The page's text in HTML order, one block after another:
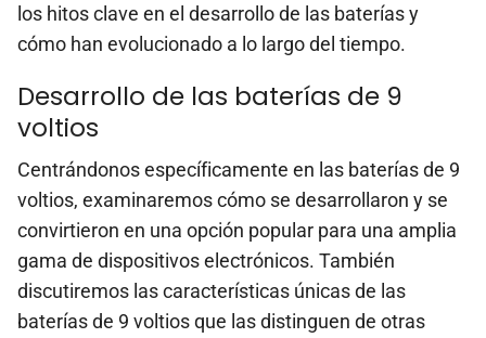
los hitos clave en el desarrollo de las baterías y
cómo han evolucionado a lo largo del tiempo.
Desarrollo de las baterías de 9
voltios
Centrándonos específicamente en las baterías de 9
voltios, examinaremos cómo se desarrollaron y se
convirtieron en una opción popular para una amplia
gama de dispositivos electrónicos. También
discutiremos las características únicas de las
baterías de 9 voltios que las distinguen de otras